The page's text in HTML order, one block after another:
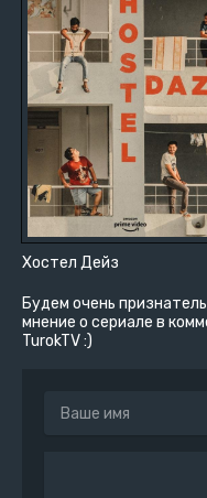
Хостел Дейз
Будем очень
мнение о сериале в
TurokTV :)